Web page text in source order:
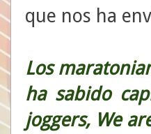
que nos ha
Los
ha sabido
joggers, We